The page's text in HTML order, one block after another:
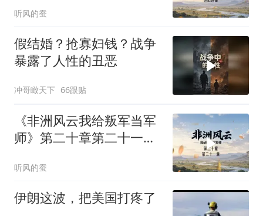
听风的蚕
假结婚？抢寡妇钱？战争
暴露了人性的丑恶
冲哥瞰天下 66跟贴
《非洲风云我给叛军当军
师》第二十章第二十一章
听风的蚕
伊朗这波，把美国打疼了